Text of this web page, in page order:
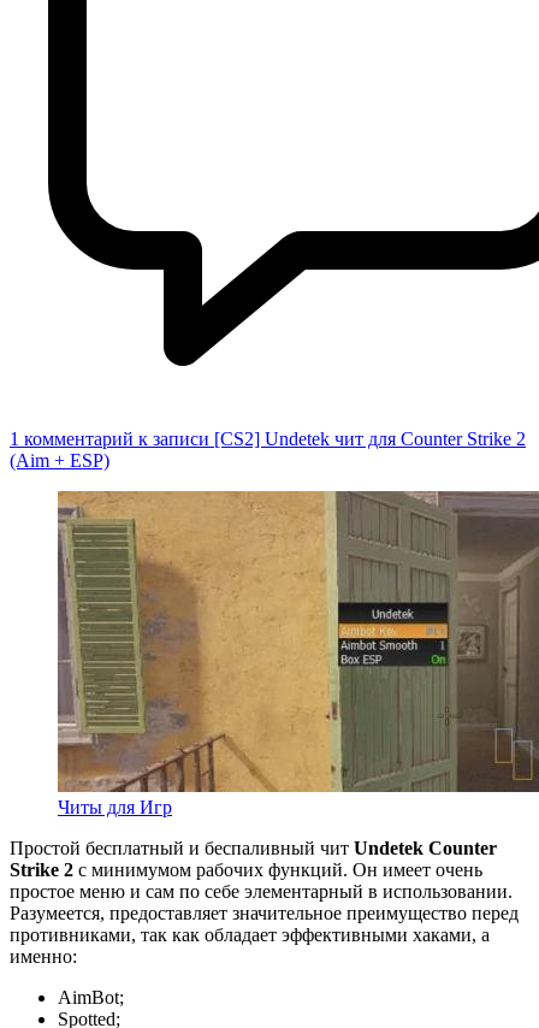
1 комментарий к записи [CS2] Undetek чит для Counter Strike 2
(Aim + ESP)
Читы для Игр
Простой бесплатный и беспаливный чит Undetek Counter
Strike 2 с минимумом рабочих функций. Он имеет очень
простое меню и сам по себе элементарный в использовании.
Разумеется, предоставляет значительное преимущество перед
противниками, так как обладает эффективными хаками, а
именно:
AimBot;
Spotted;